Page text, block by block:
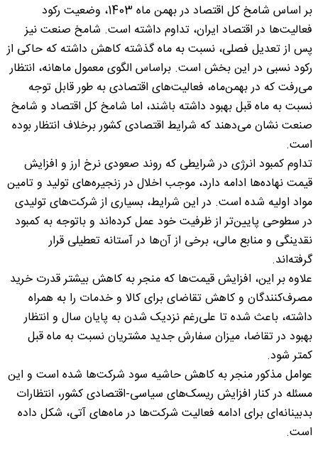
بر اساس شامخ کل اقتصاد در بهمن ماه 1403، وضعیت رکود
فعالیت‌ها در اقتصاد ایران، تداوم داشته است. شامخ صنعت نیز
پس از تعدیل فصلی، نسبت به ماه گذشته کاهش داشته‌ که حاکی از
رکود نسبی در این بخش است. براساس الگوی معمول ماهانه، انتظار
می‌رفت که در بهمن‌ماه، فعالیت‌های اقتصادی به طور قابل توجه
نسبت به ماه قبل بهبود داشته باشند، اما شامخ کل اقتصاد و شامخ
صنعت نشان می‌دهند که شرایط اقتصادی کشور برخلاف انتظار بوده
است.
تداوم کمبود انرژی در شرایطی که روند صعودی نرخ ارز و افزایش
قیمت نهاده‌ها ادامه دارد، موجب اخلال در زنجیره‌های تولید و تامین
مواد اولیه شده است. در این شرایط، بسیاری از شرکت‌های تولیدی
در سطوحی پایین‌تر از ظرفیت خود عمل کرده‌اند و باتوجه به کمبود
نقدینگی و منابع مالی، برخی از آن‌ها در آستانه تعطیلی قرار
گرفته‌اند.
علاوه بر این، افزایش قیمت‌ها که منجر به کاهش بیشتر قدرت خرید
مصرف‌کنندگان و کاهش تقاضای برای کالا و خدمات را به همراه
داشته، باعث شده تا علی‌رغم نزدیک شدن به پایان سال و انتظار
بهبود در تقاضا، میزان سفارش جدید مشتریان نسبت به ماه قبل
کمتر شود.
عوامل مذکور منجر به کاهش حاشیه سود شرکت‌ها شده‌ است و این
مسئله در کنار افزایش ریسک‌های سیاسی-اقتصادی کشور، انتظارات
بدبینانه‌ای برای ادامه فعالیت‌ شرکت‌ها در ماه‌های آتی، شکل داده
است.